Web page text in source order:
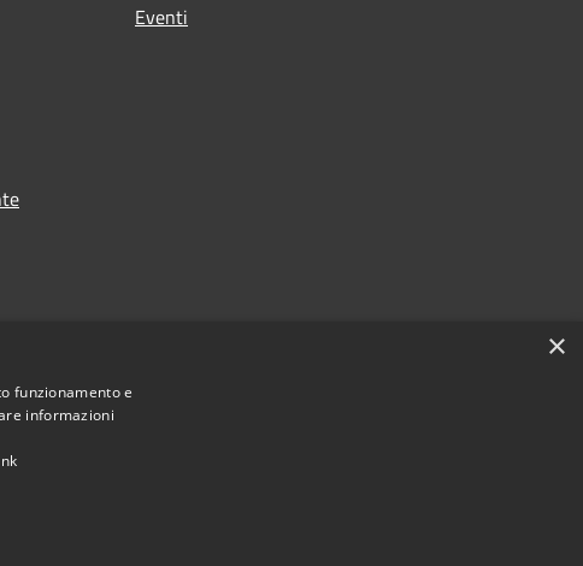
Eventi
×
funzionamento e
informazioni